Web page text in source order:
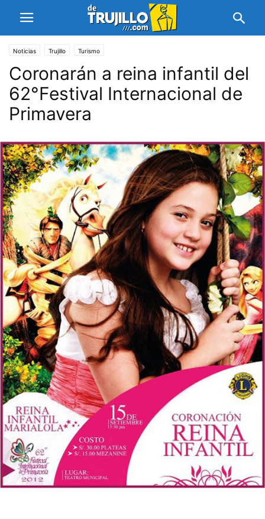
Noticias Trujillo Turismo
Coronarán a reina infantil del
62°Festival Internacional de
Primavera